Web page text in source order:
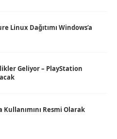
Linux Dağıtımı Windows’a
Geliyor – PlayStation
Kullanımını Resmi Olarak